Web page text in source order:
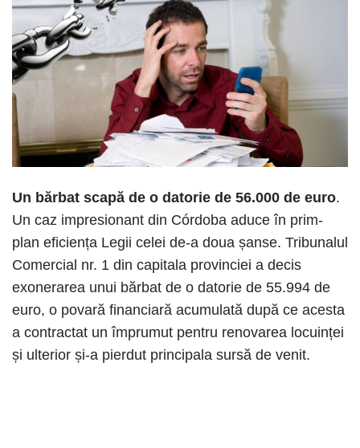
Un bărbat scapă de o datorie de 56.000 de euro.
Un caz impresionant din Córdoba aduce în prim-
plan eficiența Legii celei de-a doua șanse. Tribunalul
Comercial nr. 1 din capitala provinciei a decis
exonerarea unui bărbat de o datorie de 55.994 de
euro, o povară financiară acumulată după ce acesta
a contractat un împrumut pentru renovarea locuinței
și ulterior și-a pierdut principala sursă de venit.